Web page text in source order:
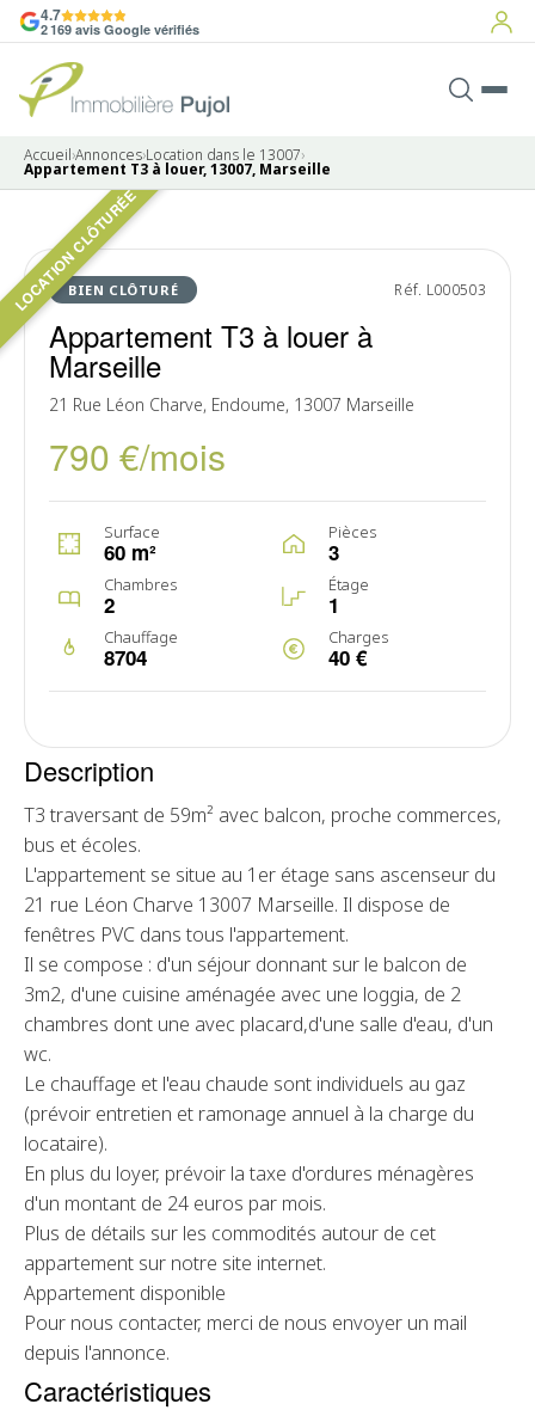
4.7
2 169 avis Google vérifiés
Accueil›Annonces›Location dans le 13007›
Appartement T3 à louer, 13007, Marseille
LOCATION CLÔTURÉE
BIEN CLÔTURÉ Réf. L000503
Appartement T3 à louer à
Marseille
21 Rue Léon Charve, Endoume, 13007 Marseille
790 €/mois
Surface
60 m²
Pièces
3
Chambres
2
Étage
1
Chauffage
8704
Charges
40 €
LOUÉ
10 photos
Description
T3 traversant de 59m² avec balcon, proche commerces,
bus et écoles.
L'appartement se situe au 1er étage sans ascenseur du
21 rue Léon Charve 13007 Marseille. Il dispose de
fenêtres PVC dans tous l'appartement.
Il se compose : d'un séjour donnant sur le balcon de
3m2, d'une cuisine aménagée avec une loggia, de 2
chambres dont une avec placard,d'une salle d'eau, d'un
wc.
Le chauffage et l'eau chaude sont individuels au gaz
(prévoir entretien et ramonage annuel à la charge du
locataire).
En plus du loyer, prévoir la taxe d'ordures ménagères
d'un montant de 24 euros par mois.
Plus de détails sur les commodités autour de cet
appartement sur notre site internet.
Appartement disponible
Pour nous contacter, merci de nous envoyer un mail
depuis l'annonce.
Caractéristiques